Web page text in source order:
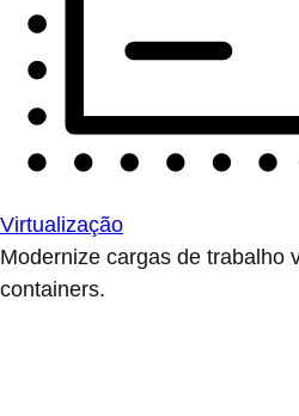
Virtualização
Modernize cargas de trabalho
containers.